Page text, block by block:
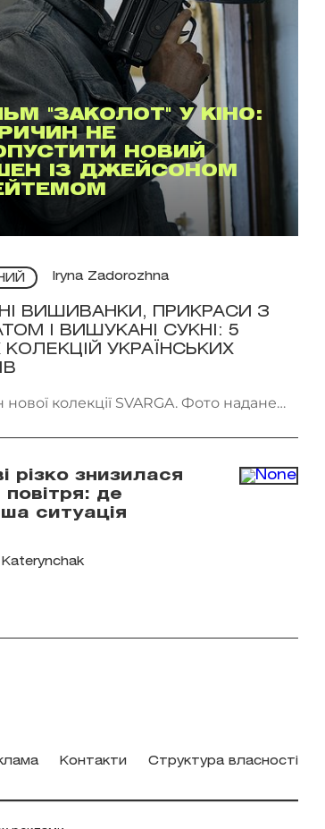
"ЗАКОЛОТ" У КІНО:
НЕ
НОВИЙ
ІЗ ДЖЕЙСОНОМ
Iryna Zadorozhna
ВИШИВАНКИ, ПРИКРАСИ З
І ВИШУКАНІ СУКНІ: 5
УКРАЇНСЬКИХ
колекції SVARGA. Фото надане
різко знизилася
повітря: де
ситуація
Katerynchak
Контакти Структура власності